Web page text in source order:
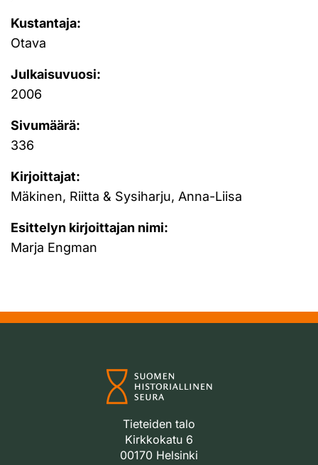
Kustantaja:
Otava
Julkaisuvuosi:
2006
Sivumäärä:
336
Kirjoittajat:
Mäkinen, Riitta & Sysiharju, Anna-Liisa
Esittelyn kirjoittajan nimi:
Marja Engman
Tieteiden talo
Kirkkokatu 6
00170 Helsinki